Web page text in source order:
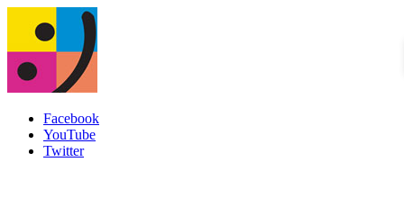
Facebook
YouTube
Twitter